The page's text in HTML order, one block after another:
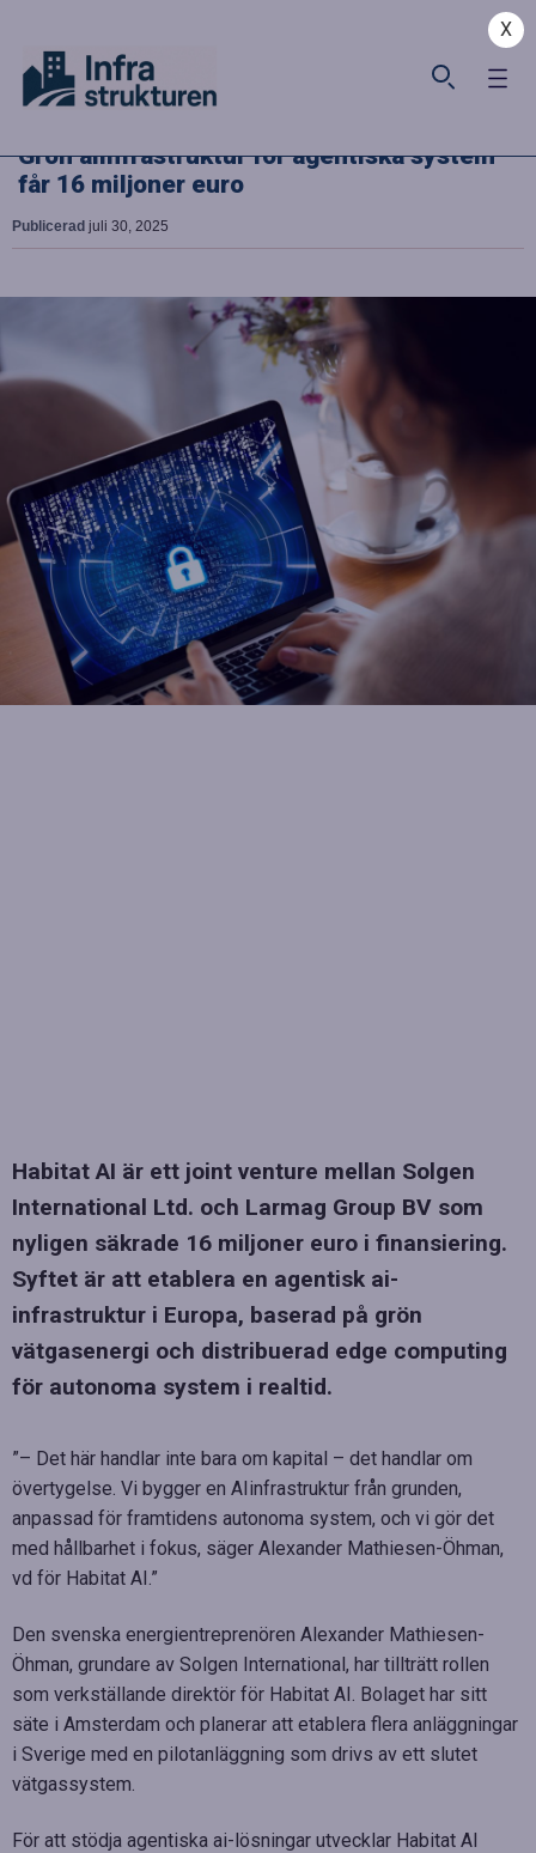
X
Grön aiinfrastruktur för agentiska system
får 16 miljoner euro
Publicerad juli 30, 2025
Habitat AI är ett joint venture mellan Solgen
International Ltd. och Larmag Group BV som
nyligen säkrade 16 miljoner euro i finansiering.
Syftet är att etablera en agentisk ai-
infrastruktur i Europa, baserad på grön
vätgasenergi och distribuerad edge computing
för autonoma system i realtid.
”– Det här handlar inte bara om kapital – det handlar om
övertygelse. Vi bygger en AIinfrastruktur från grunden,
anpassad för framtidens autonoma system, och vi gör det
med hållbarhet i fokus, säger Alexander Mathiesen-Öhman,
vd för Habitat AI.”
Den svenska energientreprenören Alexander Mathiesen-
Öhman, grundare av Solgen International, har tillträtt rollen
som verkställande direktör för Habitat AI. Bolaget har sitt
säte i Amsterdam och planerar att etablera flera anläggningar
i Sverige med en pilotanläggning som drivs av ett slutet
vätgassystem.
För att stödja agentiska ai-lösningar utvecklar Habitat AI